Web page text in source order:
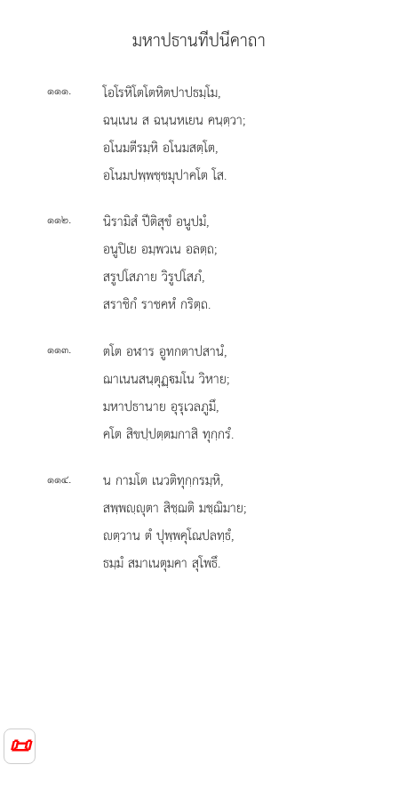
📜
มหาปธานทีปนีคาถา
๑๑๑.
โอโรหิโตโตหิตปาปธมฺโม,
ฉนฺเนน ส ฉนฺนหเยน คนฺตฺวา;
อโนมตีรมฺหิ อโนมสตฺโต,
อโนมปพฺพชฺชมุปาคโต โส.
๑๑๒.
นิรามิสํ ปีติสุขํ อนูปมํ,
อนูปิเย อมฺพวเน อลตฺถ;
สรูปโสภาย วิรูปโสภํ,
สราชิกํ ราชคหํ กริตฺถ.
๑๑๓.
ตโต อฬาร อูทกตาปสานํ,
ฌาเนนสนฺตุฏฺมโน วิหาย;
มหาปธานาย อุรุเวลภูมึ,
คโต สิขปฺปตฺตมกาสิ ทุกฺกรํ.
๑๑๔.
น กามโต เนวติทุกฺกรมฺหิ,
สพฺพฺุตา สิชฺฌติ มชฺฌิมาย;
ตฺวาน ตํ ปุพฺพคุโณปลทฺธํ,
ธมฺมํ สมาเนตุมคา สุโพธึ.